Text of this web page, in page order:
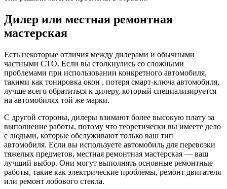
Дилер или местная ремонтная
мастерская
Есть некоторые отличия между дилерами и обычными
частными СТО. Если вы столкнулись со сложными
проблемами при использовании конкретного автомобиля,
такими как тонировка окон , потеря смарт-ключа автомобиля,
лучше всего обратиться к дилеру, который специализируется
на автомобилях той же марки.
С другой стороны, дилеры взимают более высокую плату за
выполнение работы, потому что теоретически вы имеете дело
с людьми, которые обслуживают только ваш тип
автомобиля. Если вы используете автомобиль для перевозки
тяжелых предметов, местная ремонтная мастерская — ваш
лучший выбор. Они могут выполнять основные ремонтные
работы, такие как электрические проблемы, ремонт двигателя
или ремонт лобового стекла.